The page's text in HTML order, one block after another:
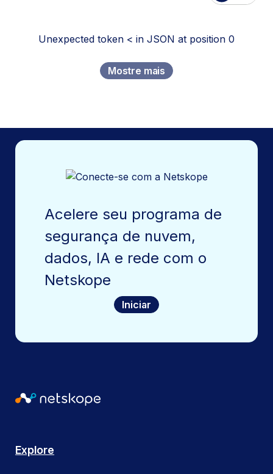
Unexpected token < in JSON at position 0
Mostre mais
Acelere seu programa de
segurança de nuvem,
dados, IA e rede com o
Netskope
Iniciar
Explore